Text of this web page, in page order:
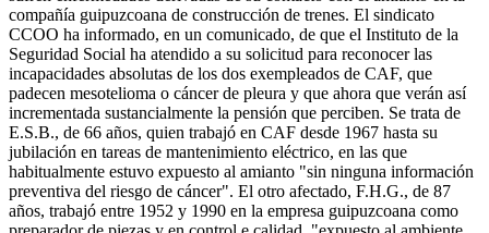
compañía guipuzcoana de construcción de trenes. El sindicato
CCOO ha informado, en un comunicado, de que el Instituto de la
Seguridad Social ha atendido a su solicitud para reconocer las
incapacidades absolutas de los dos exempleados de CAF, que
padecen mesotelioma o cáncer de pleura y que ahora que verán así
incrementada sustancialmente la pensión que perciben. Se trata de
E.S.B., de 66 años, quien trabajó en CAF desde 1967 hasta su
jubilación en tareas de mantenimiento eléctrico, en las que
habitualmente estuvo expuesto al amianto "sin ninguna información
preventiva del riesgo de cáncer". El otro afectado, F.H.G., de 87
años, trabajó entre 1952 y 1990 en la empresa guipuzcoana como